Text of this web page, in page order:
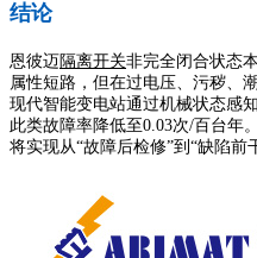
结论
恩彼迈 隔离开关非完全闭合状态
属性短路，但在过电压、污秽、
现代智能变电站通过机械状态感
此类故障率降低至0.03次/百台年
将实现从“故障后检修”到“缺陷前